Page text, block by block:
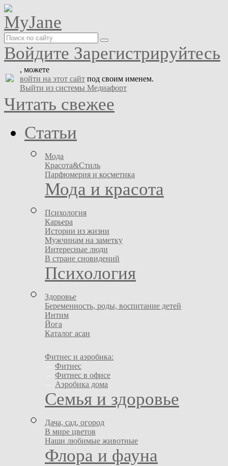
Войдите Зарегистрируйтесь
, можете
войти на этот сайт под своим именем.
Выйти из системы Медиафорт
Читать свежее
Статьи
Мода
Красота&Стиль
Парфюмерия и косметика
Мода и красота
Психология
Карьера
Истории из жизни
Мужчинам на заметку
Интересные люди
В стране сновидений
Психология
Здоровье
Беременность, роды, воспитание детей
Интим
Йога
Каталог асан
Фитнес и аэробика:
Фитнес
Фитнес в офисе
Аэробика дома
Семья и здоровье
Дача, сад, огород
В мире цветов
Наши любимые животные
Флора и фауна